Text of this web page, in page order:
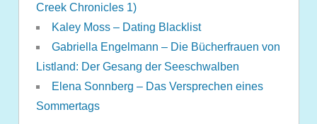
Creek Chronicles 1)
Kaley Moss – Dating Blacklist
Gabriella Engelmann – Die Bücherfrauen von
Listland: Der Gesang der Seeschwalben
Elena Sonnberg – Das Versprechen eines
Sommertags